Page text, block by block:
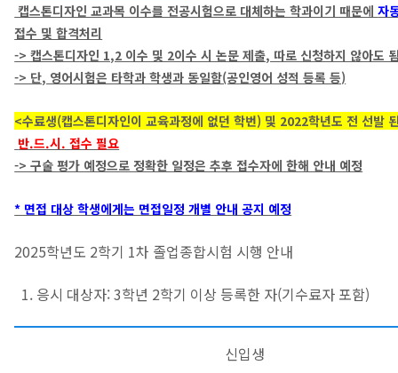
캡스톤디자인 교과목 이수를 전공시험으로 대체하는 학과이기 때문에자
접수 및 합격처리
-> 캡스톤디자인 1,2 이수 및 2이수 시 논문 제출, 따로 신청하지 않아도
-> 단, 영어시험은 타학과 학생과 동일함(공인영어 성적 등록 등)
<수료생(캡스톤디자인이 교육과정에 없던 학번) 및 2022학년도 전 선발
반.드.시. 접수 필요
-> 구술 평가 예정으로 정확한 일정은 추후 접수자에 한해 안내 예정
* 면접 대상 학생에게는 면접일정 개별 안내 공지 예정
2025학년도 2학기 1차 졸업종합시험 시행 안내
1. 응시 대상자: 3학년 2학기 이상 등록한 자(기수료자 포함)
신입생